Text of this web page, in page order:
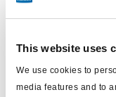
This website uses
We use cookies to
media features and to
Prix :
Connectez-vous